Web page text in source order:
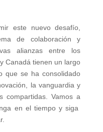
este nuevo desafío,
de colaboración y
alianzas entre los
Canadá tienen un largo
que se ha consolidado
la vanguardia y
compartidas. Vamos a
en el tiempo y siga